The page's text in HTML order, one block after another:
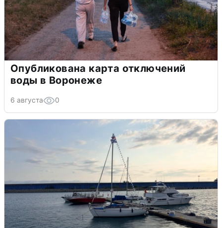
Опубликована карта отключений
воды в Воронеже
6 августа 0